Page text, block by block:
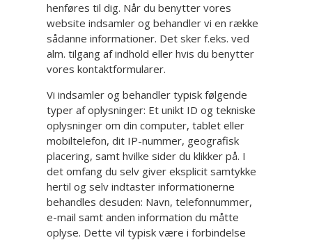
henføres til dig. Når du benytter vores
website indsamler og behandler vi en række
sådanne informationer. Det sker f.eks. ved
alm. tilgang af indhold eller hvis du benytter
vores kontaktformularer.
Vi indsamler og behandler typisk følgende
typer af oplysninger: Et unikt ID og tekniske
oplysninger om din computer, tablet eller
mobiltelefon, dit IP-nummer, geografisk
placering, samt hvilke sider du klikker på. I
det omfang du selv giver eksplicit samtykke
hertil og selv indtaster informationerne
behandles desuden: Navn, telefonnummer,
e-mail samt anden information du måtte
oplyse. Dette vil typisk være i forbindelse